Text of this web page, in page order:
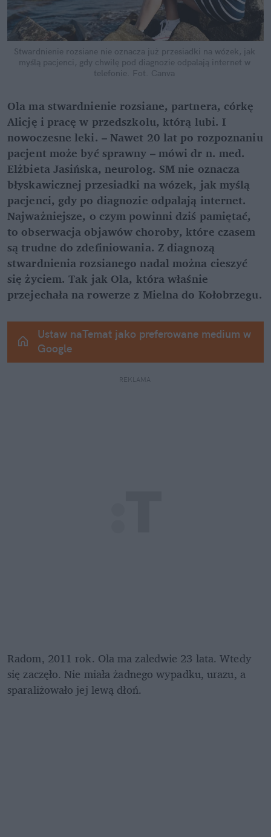
Stwardnienie rozsiane nie oznacza już przesiadki na wózek, jak
myślą pacjenci, gdy chwilę pod diagnozie odpalają internet w
telefonie.
Fot. Canva
Ola ma stwardnienie rozsiane, partnera, córkę
Alicję i pracę w przedszkolu, którą lubi. I
nowoczesne leki. – Nawet 20 lat po rozpoznaniu
pacjent może być sprawny – mówi dr n. med.
Elżbieta Jasińska, neurolog. SM nie oznacza
błyskawicznej przesiadki na wózek, jak myślą
pacjenci, gdy po diagnozie odpalają internet.
Najważniejsze, o czym powinni dziś pamiętać,
to obserwacja objawów choroby, które czasem
są trudne do zdefiniowania. Z diagnozą
stwardnienia rozsianego nadal można cieszyć
się życiem. Tak jak Ola, która właśnie
przejechała na rowerze z Mielna do Kołobrzegu.
Ustaw naTemat jako preferowane medium w
Google
REKLAMA
Radom, 2011 rok. Ola ma zaledwie 23 lata. Wtedy
się zaczęło. Nie miała żadnego wypadku, urazu, a
sparaliżowało jej lewą dłoń.